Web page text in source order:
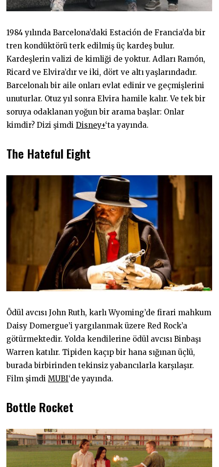
1984 yılında Barcelona’daki Estación de Francia’da bir
tren kondüktörü terk edilmiş üç kardeş bulur.
Kardeşlerin valizi de kimliği de yoktur. Adları Ramón,
Ricard ve Elvira’dır ve iki, dört ve altı yaşlarındadır.
Barcelonalı bir aile onları evlat edinir ve geçmişlerini
unuturlar. Otuz yıl sonra Elvira hamile kalır. Ve tek bir
soruya odaklanan yoğun bir arama başlar: Onlar
kimdir? Dizi şimdiDisney+‘ta yayında.
The Hateful Eight
Ödül avcısı John Ruth, karlı Wyoming’de firari mahkum
Daisy Domergue’i yargılanmak üzere Red Rock’a
götürmektedir. Yolda kendilerine ödül avcısı Binbaşı
Warren katılır. Tipiden kaçıp bir hana sığınan üçlü,
burada birbirinden tekinsiz yabancılarla karşılaşır.
Film şimdiMUBI‘de yayında.
Bottle Rocket